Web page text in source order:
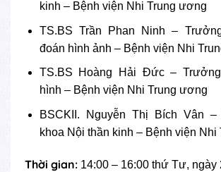
kinh – Bệnh viện Nhi Trung ương
TS.BS Trần Phan Ninh –
đoán hình ảnh – Bệnh viện Nhi
TS.BS Hoàng Hải Đức –
hình – Bệnh viện Nhi Trung ương
BSCKII. Nguyễn Thị Bích Vân
khoa Nội thần kinh – Bệnh viện
Thời gian: 14:00 – 16:00 thứ Tư, ngày